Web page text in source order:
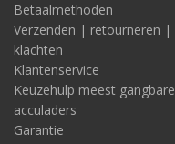
Betaalmethoden
Verzenden | retourneren |
klachten
Klantenservice
Keuzehulp meest gangbare
acculaders
Garantie